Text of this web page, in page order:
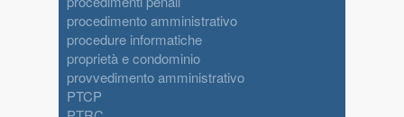
procedimento amministrativo
procedure informatiche
proprietà e condominio
provvedimento amministrativo
PTCP